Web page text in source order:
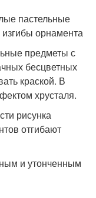
пастельные
орнамента
предметы с
бесцветных
краской. В
хрусталя.
рисунка
отгибают
и утонченным